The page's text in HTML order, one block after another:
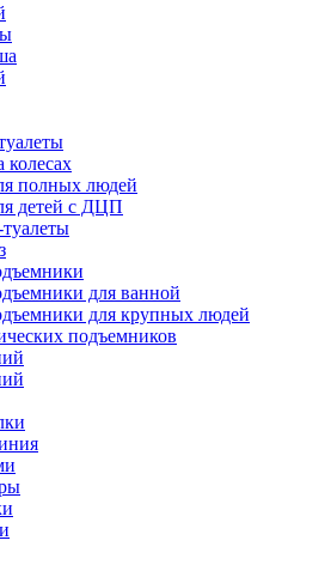
колесах
полных людей
детей с ДЦП
для ванной
для крупных людей
подъемников